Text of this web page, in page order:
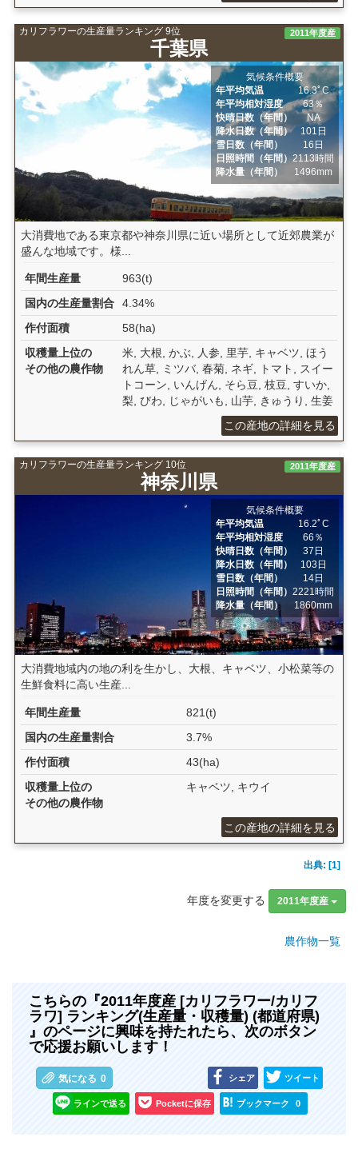
カリフラワーの生産量ランキング 9位
千葉県
2011年度産
気候条件概要
年平均気温
16.3ﾟC
年平均相対湿度
63％
快晴日数（年間）
NA
降水日数（年間）
101日
雪日数（年間）
16日
日照時間（年間）2113時間
降水量（年間）
1496mm
大消費地である東京都や神奈川県に近い場所として近郊農業が
盛んな地域です。様...
年間生産量
963(t)
国内の生産量割合
4.34%
作付面積
58(ha)
収穫量上位の
その他の農作物
米, 大根, かぶ, 人参, 里芋, キャベツ, ほう
れん草, ミツバ, 春菊, ネギ, トマト, スイー
トコーン, いんげん, そら豆, 枝豆, すいか,
梨, びわ, じゃがいも, 山芋, きゅうり, 生姜
この産地の詳細を見る
カリフラワーの生産量ランキング 10位
神奈川県
2011年度産
気候条件概要
年平均気温
16.2ﾟC
年平均相対湿度
66％
快晴日数（年間）
37日
降水日数（年間）
103日
雪日数（年間）
14日
日照時間（年間）2221時間
降水量（年間）
1860mm
大消費地域内の地の利を生かし、大根、キャベツ、小松菜等の
生鮮食料に高い生産...
年間生産量
821(t)
国内の生産量割合
3.7%
作付面積
43(ha)
収穫量上位の
その他の農作物
キャベツ, キウイ
この産地の詳細を見る
出典: [1]
年度を変更する 2011年度産
農作物一覧
こちらの『2011年度産 [カリフラワー/カリフ
ラワ] ランキング(生産量・収穫量) (都道府県)
』のページに興味を持たれたら、次のボタン
で応援お願いします！
気になる 0 シェア ツイート
ラインで送る Pocketに保存 ブックマーク 0